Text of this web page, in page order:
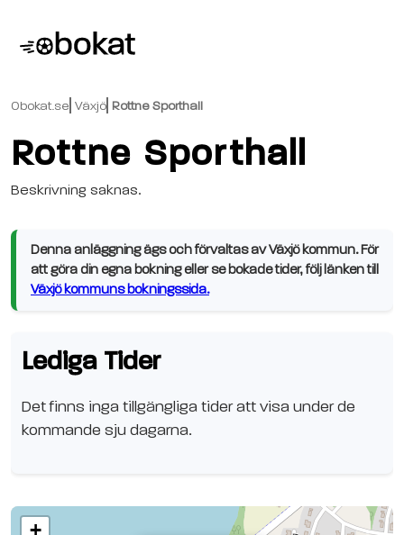
Obokat.se Växjö Rottne Sporthall
Rottne Sporthall
Beskrivning saknas.
Denna anläggning ägs och förvaltas av Växjö kommun. För
att göra din egna bokning eller se bokade tider, följ länken till
Växjö kommuns bokningssida.
Lediga Tider
Det finns inga tillgängliga tider att visa under de
kommande sju dagarna.
+